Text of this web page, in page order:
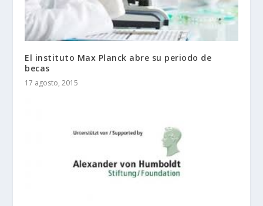
El instituto Max Planck abre su periodo de
becas
17 agosto, 2015